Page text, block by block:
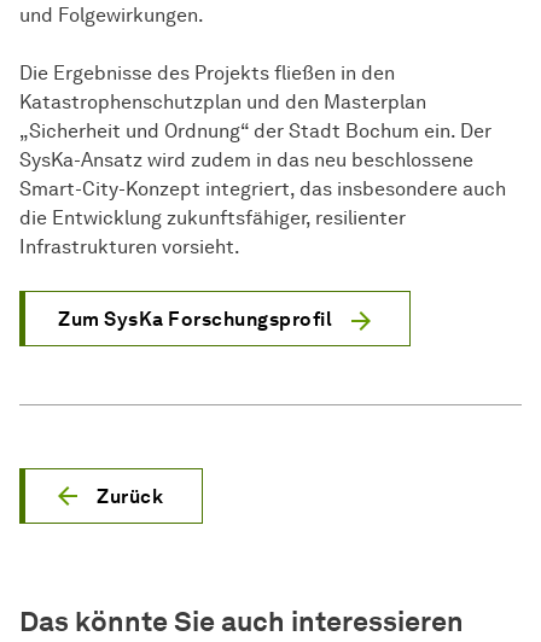
und Folgewirkungen.
Die Ergebnisse des Projekts fließen in den
Katastrophenschutzplan und den Masterplan
„Sicherheit und Ordnung“ der Stadt Bochum ein. Der
SysKa-Ansatz wird zudem in das neu beschlossene
Smart-City-Konzept integriert, das insbesondere auch
die Entwicklung zukunftsfähiger, resilienter
Infrastrukturen vorsieht.
Zum SysKa Forschungsprofil
Zurück
Das könnte Sie auch interessieren